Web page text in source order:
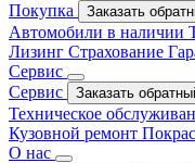
Покупка
Заказать
Автомобили в наличии
Лизинг Страхование
Сервис
Сервис
Заказать
Техническое
Кузовной ремонт
О нас